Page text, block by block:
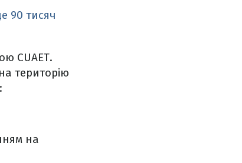
90 тисяч
CUAET.
територію
на